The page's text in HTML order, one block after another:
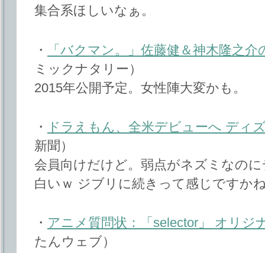
集合系ほしいなぁ。
・
「バクマン。」佐藤健＆神木隆之
ミックナタリー）
2015年公開予定。女性陣大変かも。
・
ドラえもん、全米デビューへ ディ
新聞）
会員向けだけど。弱点がネズミなの
白いｗ ジブリに続きって感じですか
・ アニメ質問状：「selector」 オリジ
たんウェブ）